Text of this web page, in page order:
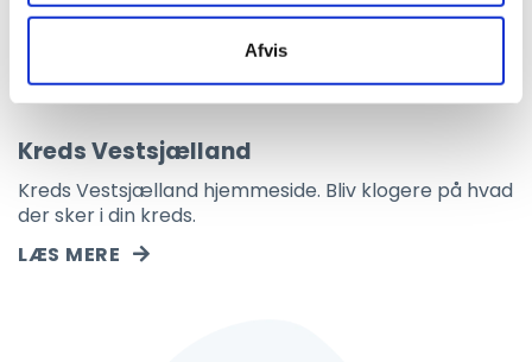
Afvis
Kreds Vestsjælland
Kreds Vestsjælland hjemmeside. Bliv klogere på hvad
der sker i din kreds.
LÆS MERE